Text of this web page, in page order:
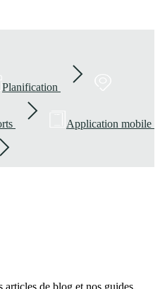
Planification
Application mobile
articles de blog et nos guides.